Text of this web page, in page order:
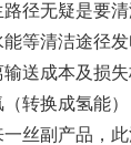
径无疑是要清
等清洁途径
送成本及损
转换成氢能
丝副产品，